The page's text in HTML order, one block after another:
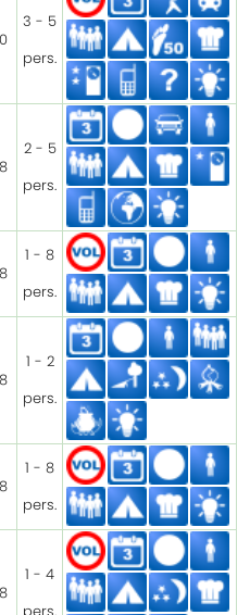
3 - 5
pers.
2 - 5
pers.
1 - 8
pers.
1 - 2
pers.
1 - 8
pers.
1 - 4